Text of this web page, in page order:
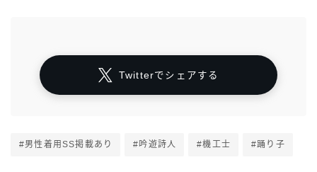
Twitterでシェアする
#男性着用SS掲載あり #吟遊詩人 #機工士 #踊り子